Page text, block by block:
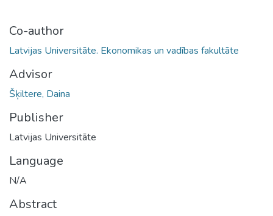
Co-author
Latvijas Universitāte. Ekonomikas un vadības fakultāte
Advisor
Šķiltere, Daina
Publisher
Latvijas Universitāte
Language
N/A
Abstract